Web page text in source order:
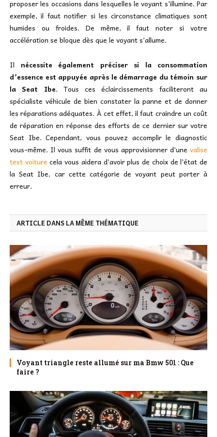
proposer les occasions dans lesquelles le voyant s’illumine. Par
exemple, il faut notifier si les circonstance climatiques sont
humides ou froides. De même, il faut noter si votre
accélération se bloque dès que le voyant s’allume.
Il nécessite également préciser si la consommation
d’essence est appuyée après le démarrage du témoin sur
la Seat Ibe. Tous ces éclaircissements faciliteront au
spécialiste véhicule de bien constater la panne et de donner
les réparations adéquates. À cet effet, il faut craindre un coût
de réparation en réponse des efforts de ce dernier sur votre
Seat Ibe. Cependant, vous pouvez accomplir le diagnostic
vous-même. Il vous suffit de vous approvisionner d’une valise
test voiture cela vous aidera d’avoir plus de choix de l’état de
la Seat Ibe, car cette catégorie de voyant peut porter à
erreur.
ARTICLE DANS LA MÊME THÉMATIQUE
Voyant triangle reste allumé sur ma Bmw 501 : Que
faire ?